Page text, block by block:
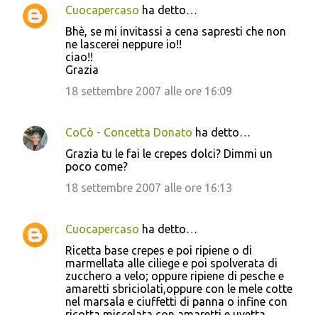
C
t
Cuocapercaso ha detto…
Bhè, se mi invitassi a cena sapresti che non
ne lascerei neppure io!!
ciao!!
Grazia
18 settembre 2007 alle ore 16:09
CoCò - Concetta Donato ha detto…
Grazia tu le fai le crepes dolci? Dimmi un
poco come?
18 settembre 2007 alle ore 16:13
Cuocapercaso ha detto…
Ricetta base crepes e poi ripiene o di
marmellata alle ciliege e poi spolverata di
zucchero a velo; oppure ripiene di pesche e
amaretti sbriciolati,oppure con le mele cotte
nel marsala e ciuffetti di panna o infine con